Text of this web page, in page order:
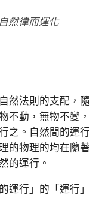
然律而運化
法則的支配，隨
不動，無物不變，
之。自然間的運行
的物理的均在隨著
的運行。
行」的「運行」